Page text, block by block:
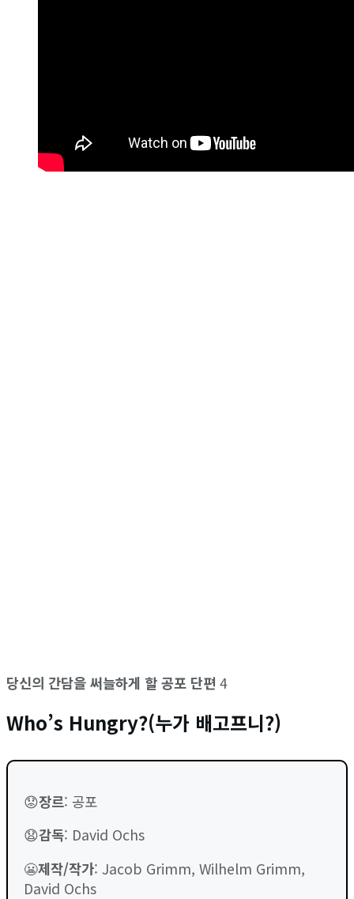
당신의 간담을 써늘하게 할 공포 단편 4
Who’s Hungry?(누가 배고프니?)
😟장르: 공포
😧감독: David Ochs
😬제작/작가: Jacob Grimm, Wilhelm Grimm,
David Ochs